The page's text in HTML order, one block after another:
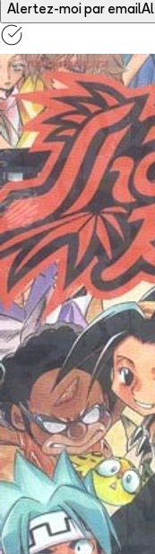
Alertez-moi par email